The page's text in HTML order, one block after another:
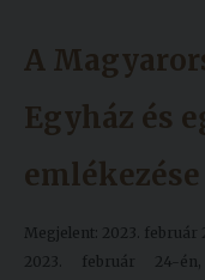
A
Egyház és
emlékezése
Megjelent: 2023. február
2023. február 24-